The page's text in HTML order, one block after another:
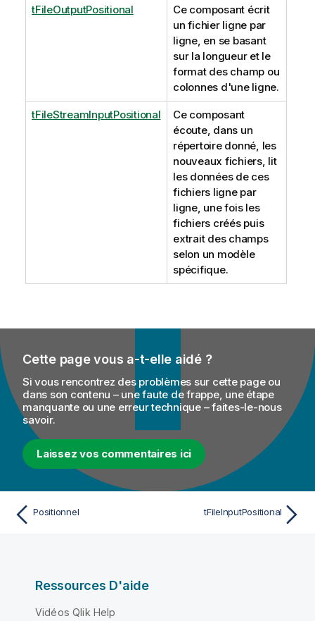
tFileOutputPositional
Ce composant écrit
un fichier ligne par
ligne, en se basant
sur la longueur et le
format des champ ou
colonnes d'une ligne.
tFileStreamInputPositional
Ce composant
écoute, dans un
répertoire donné, les
nouveaux fichiers, lit
les données de ces
fichiers ligne par
ligne, une fois les
fichiers créés puis
extrait des champs
selon un modèle
spécifique.
Cette page vous a-t-elle aidé ?
Si vous rencontrez des problèmes sur cette page ou
dans son contenu – une faute de frappe, une étape
manquante ou une erreur technique – faites-le-nous
savoir.
Laissez vos commentaires ici
Positionnel tFileInputPositional
Ressources D'aide
Vidéos Qlik Help